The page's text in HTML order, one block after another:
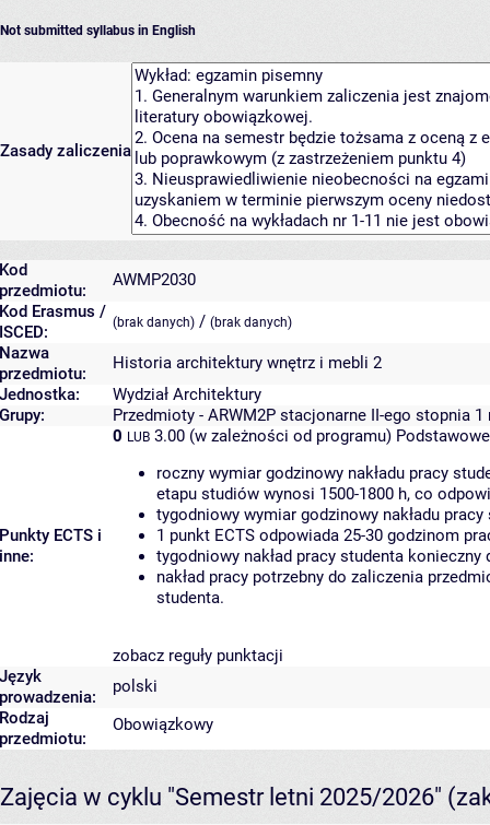
Not submitted syllabus in English
Zasady zaliczenia
Kod
przedmiotu:
AWMP2030
Kod Erasmus /
ISCED:
(brak danych) / (brak danych)
Nazwa
przedmiotu:
Historia architektury wnętrz i mebli 2
Jednostka:
Wydział Architektury
Grupy:
Przedmioty - ARWM2P stacjonarne II-ego stopnia
Punkty ECTS i
inne:
0 LUB 3.00 (w zależności od programu)
roczny wymiar godzinowy nakładu pracy
etapu studiów wynosi 1500-1800 h, co
tygodniowy wymiar godzinowy nakładu
1 punkt ECTS odpowiada 25-30 godzinom
tygodniowy nakład pracy studenta
nakład pracy potrzebny do zaliczenia
studenta.
zobacz reguły punktacji
Język
prowadzenia:
polski
Rodzaj
przedmiotu:
Obowiązkowy
Zajęcia w cyklu "Semestr letni 2025/2026"